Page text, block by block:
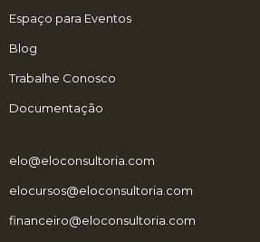
Espaço para Eventos
Blog
Trabalhe Conosco
Documentação
elo@eloconsultoria.com
elocursos@eloconsultoria.com
financeiro@eloconsultoria.com